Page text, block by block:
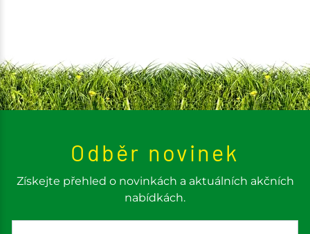
Odběr novinek
Získejte přehled o novinkách a aktuálních akčních
nabídkách.